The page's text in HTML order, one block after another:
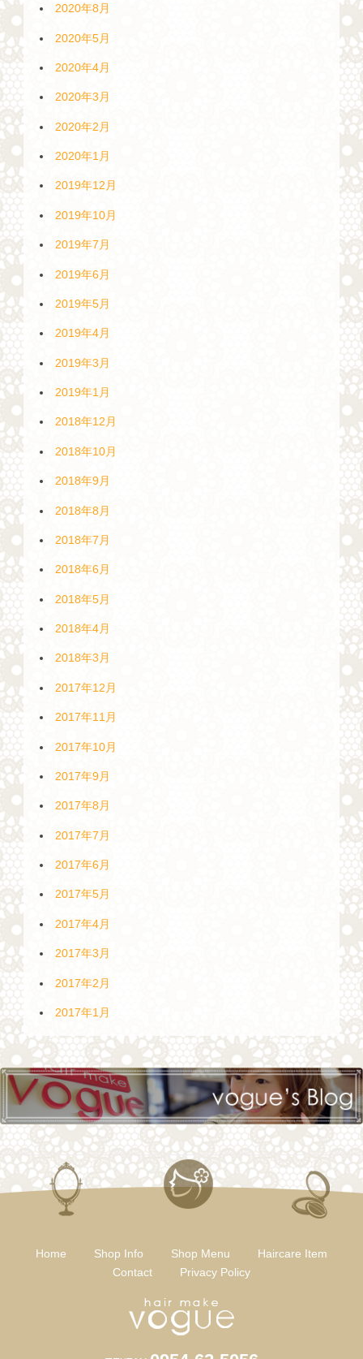
2020年8月
2020年5月
2020年4月
2020年3月
2020年2月
2020年1月
2019年12月
2019年10月
2019年7月
2019年6月
2019年5月
2019年4月
2019年3月
2019年1月
2018年12月
2018年10月
2018年9月
2018年8月
2018年7月
2018年6月
2018年5月
2018年4月
2018年3月
2017年12月
2017年11月
2017年10月
2017年9月
2017年8月
2017年7月
2017年6月
2017年5月
2017年4月
2017年3月
2017年2月
2017年1月
Home Shop Info Shop Menu
Haircare Item
Contact
Privacy Policy